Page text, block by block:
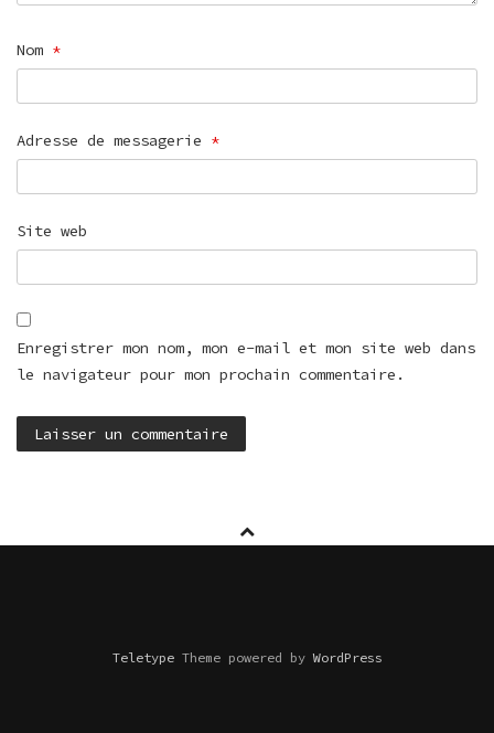
Nom *
Adresse de messagerie *
Site web
Enregistrer mon nom, mon e-mail et mon site web dans
le navigateur pour mon prochain commentaire.
TeletypeTheme powered byWordPress